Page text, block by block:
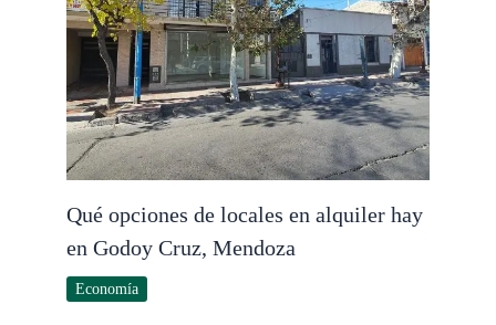
Qué opciones de locales en alquiler hay
en Godoy Cruz, Mendoza
Economía